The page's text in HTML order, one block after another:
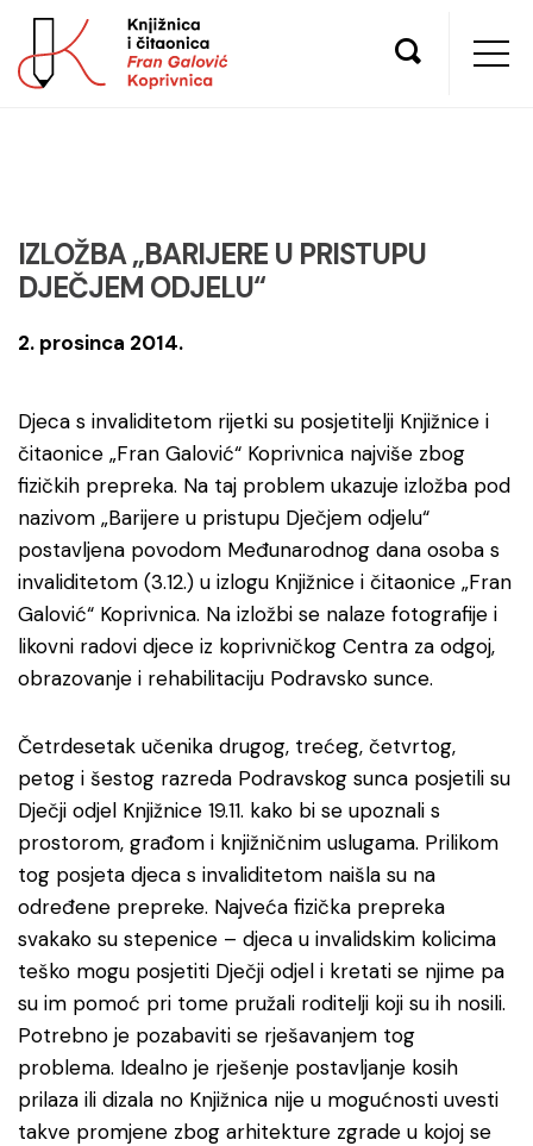
IZLOŽBA „BARIJERE U PRISTUPU
DJEČJEM ODJELU“
2. prosinca 2014.
Djeca s invaliditetom rijetki su posjetitelji Knjižnice i
čitaonice „Fran Galović“ Koprivnica najviše zbog
fizičkih prepreka. Na taj problem ukazuje izložba pod
nazivom „Barijere u pristupu Dječjem odjelu“
postavljena povodom Međunarodnog dana osoba s
invaliditetom (3.12.) u izlogu Knjižnice i čitaonice „Fran
Galović“ Koprivnica. Na izložbi se nalaze fotografije i
likovni radovi djece iz koprivničkog Centra za odgoj,
obrazovanje i rehabilitaciju Podravsko sunce.
Četrdesetak učenika drugog, trećeg, četvrtog,
petog i šestog razreda Podravskog sunca posjetili su
Dječji odjel Knjižnice 19.11. kako bi se upoznali s
prostorom, građom i knjižničnim uslugama. Prilikom
tog posjeta djeca s invaliditetom naišla su na
određene prepreke. Najveća fizička prepreka
svakako su stepenice – djeca u invalidskim kolicima
teško mogu posjetiti Dječji odjel i kretati se njime pa
su im pomoć pri tome pružali roditelji koji su ih nosili.
Potrebno je pozabaviti se rješavanjem tog
problema. Idealno je rješenje postavljanje kosih
prilaza ili dizala no Knjižnica nije u mogućnosti uvesti
takve promjene zbog arhitekture zgrade u kojoj se